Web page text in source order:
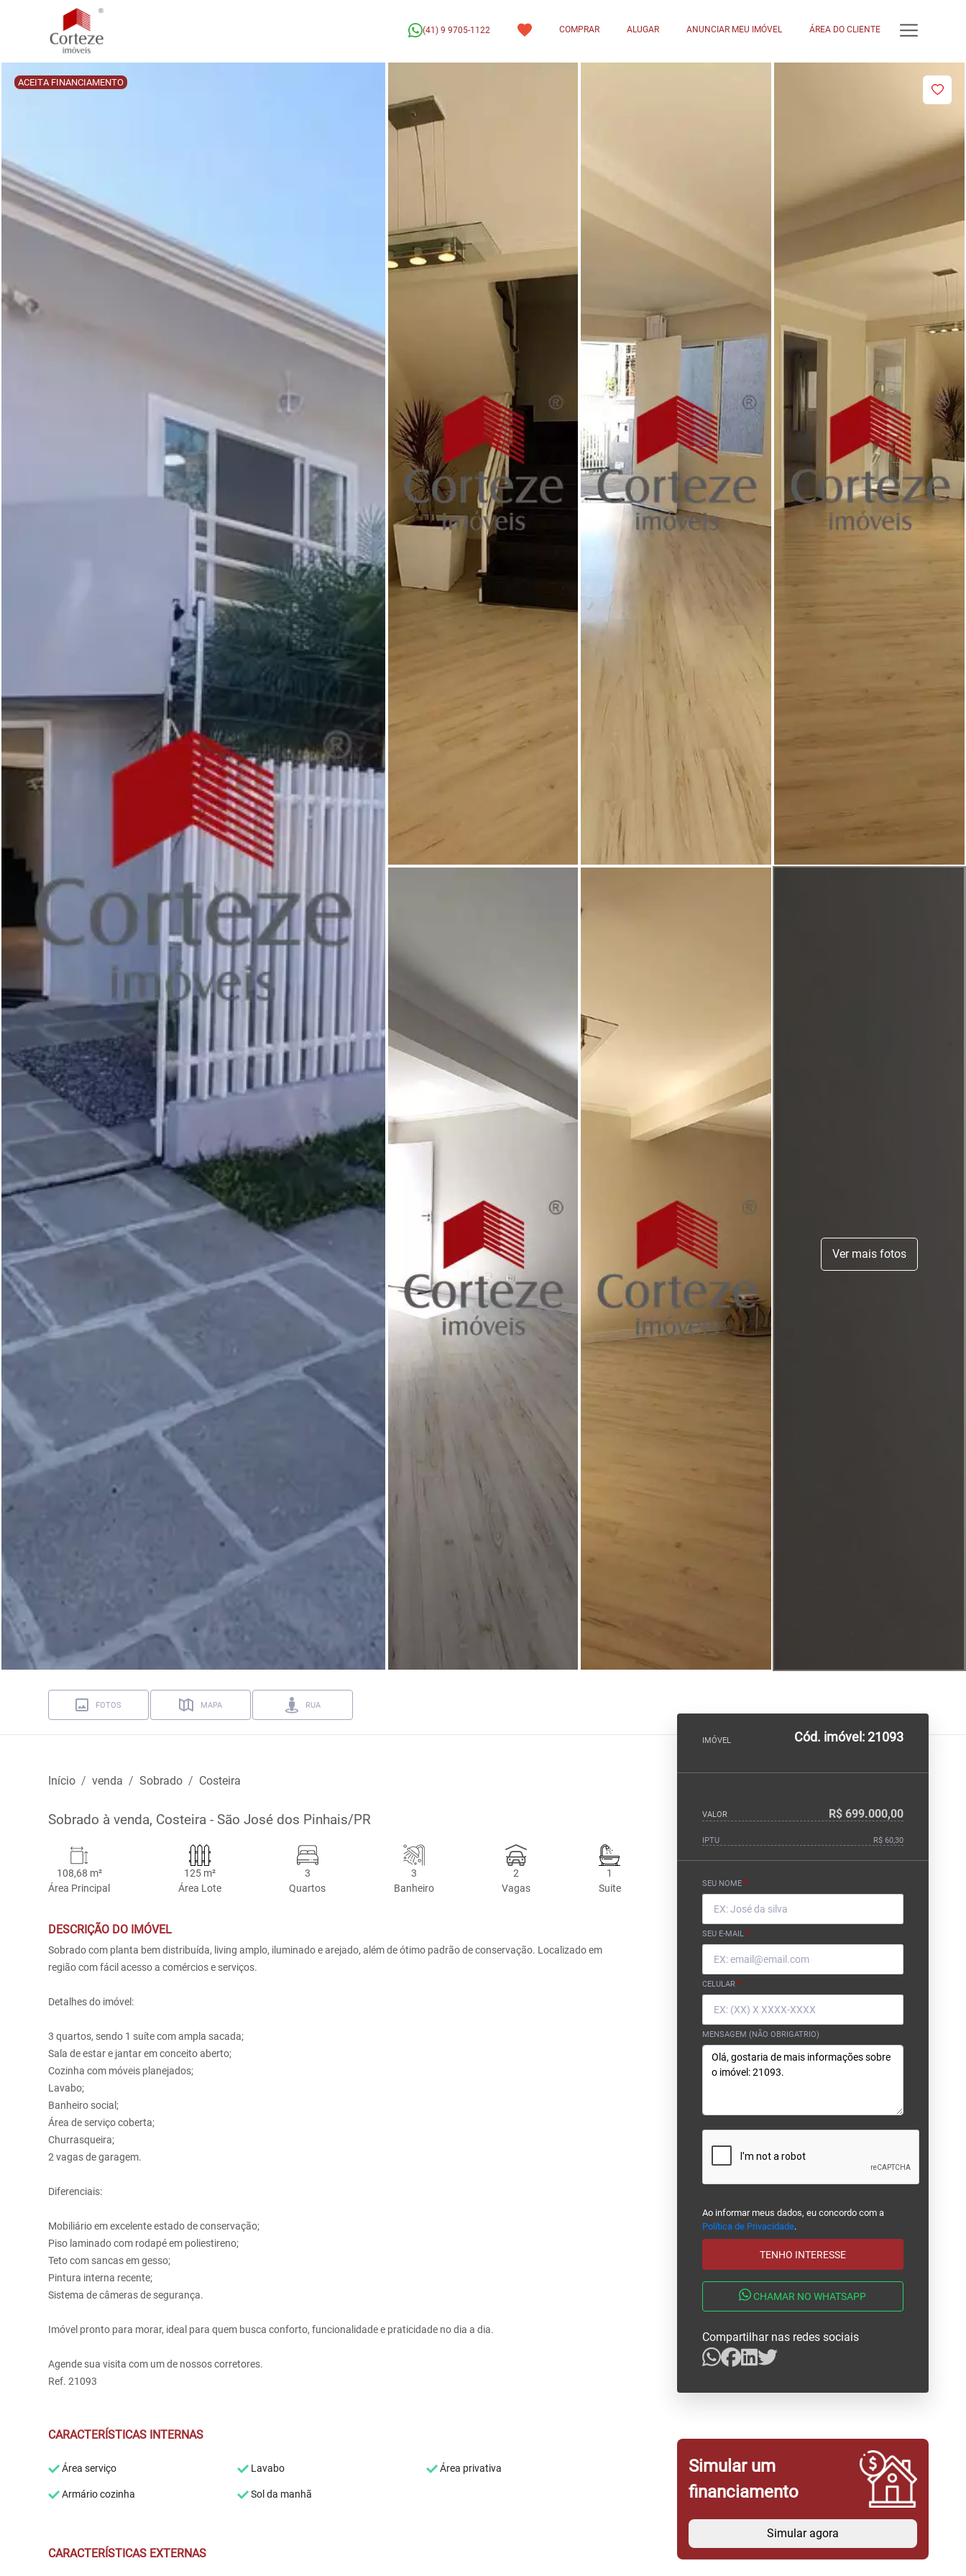
(41) 9 9705-1122 COMPRAR ALUGAR ANUNCIAR MEU IMÓVEL ÁREA DO CLIENTE
ACEITA FINANCIAMENTO
Ver mais fotos
FOTOS MAPA RUA
Início venda Sobrado Costeira
Sobrado à venda, Costeira - São José dos Pinhais/PR
108,68 m²
Área Principal
125 m²
Área Lote
3
Quartos
3
Banheiro
2
Vagas
1
Suite
DESCRIÇÃO DO IMÓVEL
Sobrado com planta bem distribuída, living amplo, iluminado e arejado, além de ótimo padrão de conservação. Localizado em
região com fácil acesso a comércios e serviços.
Detalhes do imóvel:
3 quartos, sendo 1 suíte com ampla sacada;
Sala de estar e jantar em conceito aberto;
Cozinha com móveis planejados;
Lavabo;
Banheiro social;
Área de serviço coberta;
Churrasqueira;
2 vagas de garagem.
Diferenciais:
Mobiliário em excelente estado de conservação;
Piso laminado com rodapé em poliestireno;
Teto com sancas em gesso;
Pintura interna recente;
Sistema de câmeras de segurança.
Imóvel pronto para morar, ideal para quem busca conforto, funcionalidade e praticidade no dia a dia.
Agende sua visita com um de nossos corretores.
Ref. 21093
CARACTERÍSTICAS INTERNAS
Área serviço Lavabo Área privativa
Armário cozinha Sol da manhã
CARACTERÍSTICAS EXTERNAS
IMÓVEL Cód. imóvel: 21093
VALOR R$ 699.000,00
IPTU R$ 60,30
SEU NOME *
SEU E-MAIL *
CELULAR *
MENSAGEM (NÃO OBRIGATRIO)
Ao informar meus dados, eu concordo com a
Política de Privacidade.
TENHO INTERESSE
CHAMAR NO WHATSAPP
Compartilhar nas redes sociais
Simular um
financiamento
Simular agora